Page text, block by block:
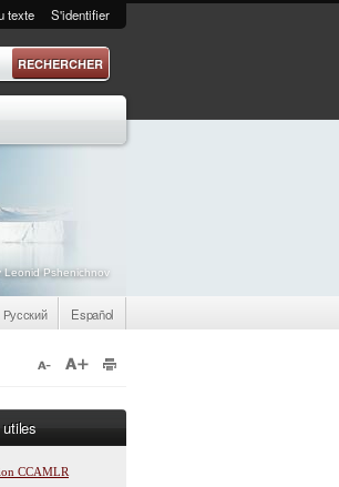
texte S'identifier
Leonid Pshenichnov
Русский Español
CCAMLR